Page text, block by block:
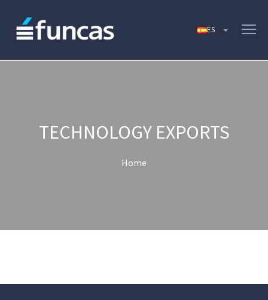
TECHNOLOGY EXPORTS
Home